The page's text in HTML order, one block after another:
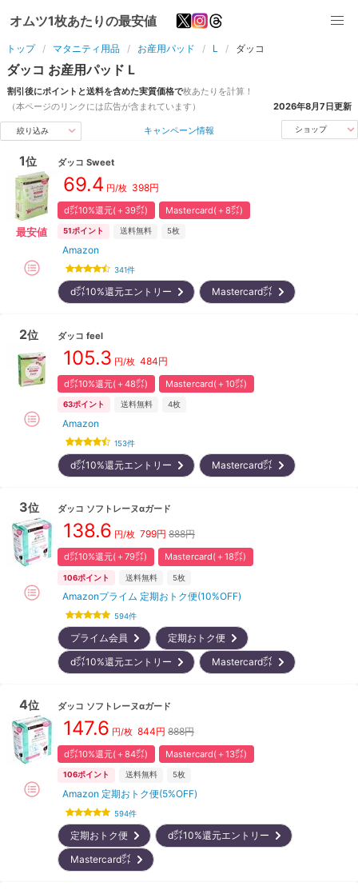
オムツ1枚あたりの最安値
トップ マタニティ用品 お産用パッド L ダッコ
ダッコ お産用パッド L
割引後にポイントと送料を含めた実質価格で枚あたりを計算！
（本ページのリンクには広告が含まれています）
2026年8月7日更新
絞り込み キャンペーン情報 ショップ
1位
最安値
ダッコ Sweet
69.4 円/枚 398円
d㌽10%還元(＋39㌽) Mastercard(＋8㌽)
51ポイント 送料無料 5枚
Amazon
341件
d㌽10%還元エントリー Mastercard㌽
2位 ダッコ feel
105.3 円/枚 484円
d㌽10%還元(＋48㌽) Mastercard(＋10㌽)
63ポイント 送料無料 4枚
Amazon
153件
d㌽10%還元エントリー Mastercard㌽
3位 ダッコ ソフトレーヌαガード
138.6 円/枚 799円 888円
d㌽10%還元(＋79㌽) Mastercard(＋18㌽)
106ポイント 送料無料 5枚
Amazonプライム 定期おトク便(10%OFF)
594件
プライム会員
定期おトク便
d㌽10%還元エントリー
Mastercard㌽
4位 ダッコ ソフトレーヌαガード
147.6 円/枚 844円 888円
d㌽10%還元(＋84㌽) Mastercard(＋13㌽)
106ポイント 送料無料 5枚
Amazon 定期おトク便(5%OFF)
594件
定期おトク便
d㌽10%還元エントリー
Mastercard㌽